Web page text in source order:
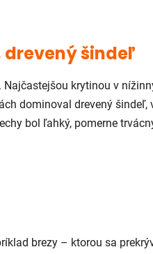
drevený šindeľ
krytinou v
dominoval drevený šindeľ,
bol ľahký, pomerne
brezy – ktorou sa